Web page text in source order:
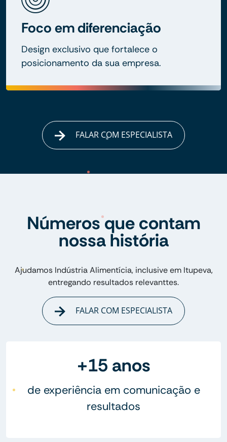
Foco em diferenciação
Design exclusivo que fortalece o
posicionamento da sua empresa.
FALAR COM ESPECIALISTA
Números que contam
nossa história
Ajudamos Indústria Alimentícia, inclusive em Itupeva,
entregando resultados relevanttes.
FALAR COM ESPECIALISTA
+15 anos
de experiência em comunicação e
resultados